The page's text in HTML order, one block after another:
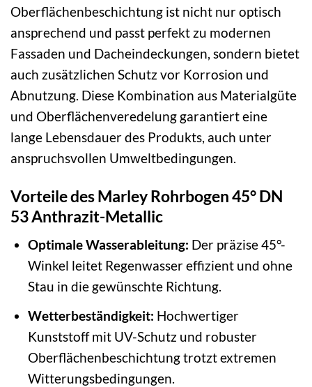
Oberflächenbeschichtung ist nicht nur optisch
ansprechend und passt perfekt zu modernen
Fassaden und Dacheindeckungen, sondern bietet
auch zusätzlichen Schutz vor Korrosion und
Abnutzung. Diese Kombination aus Materialgüte
und Oberflächenveredelung garantiert eine
lange Lebensdauer des Produkts, auch unter
anspruchsvollen Umweltbedingungen.
Vorteile des Marley Rohrbogen 45° DN
53 Anthrazit-Metallic
Optimale Wasserableitung: Der präzise 45°-
Winkel leitet Regenwasser effizient und ohne
Stau in die gewünschte Richtung.
Wetterbeständigkeit: Hochwertiger
Kunststoff mit UV-Schutz und robuster
Oberflächenbeschichtung trotzt extremen
Witterungsbedingungen.